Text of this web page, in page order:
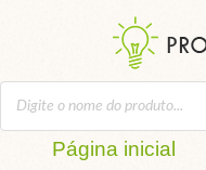
Página inicial